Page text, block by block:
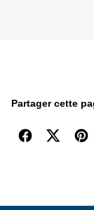
Partager cette